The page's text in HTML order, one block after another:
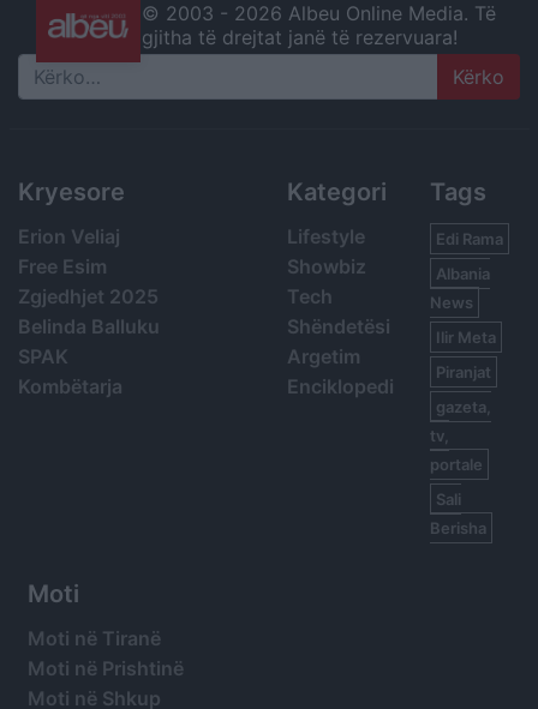
© 2003 - 2026 Albeu Online Media. Të
gjitha të drejtat janë të rezervuara!
Search
Kryesore
Erion Veliaj
Free Esim
Zgjedhjet 2025
Belinda Balluku
SPAK
Kombëtarja
Kategori
Lifestyle
Showbiz
Tech
Shëndetësi
Argetim
Enciklopedi
Tags
Edi Rama
Albania
News
Ilir Meta
Piranjat
gazeta,
tv,
portale
Sali
Berisha
Moti
Moti në Tiranë
Moti në Prishtinë
Moti në Shkup